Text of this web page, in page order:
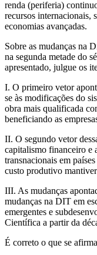
renda (periferia)
recursos internacionais,
economias avançadas.
Sobre as mudanças na
na segunda metade do
apresentado, julgue os
I. O primeiro vetor
se às modificações do
obra mais qualificada
beneficiando as
II. O segundo vetor
capitalismo financeiro e
transnacionais em
custo produtivo
III. As mudanças
mudanças na DIT em
emergentes e
Científica a partir da
É correto o que se